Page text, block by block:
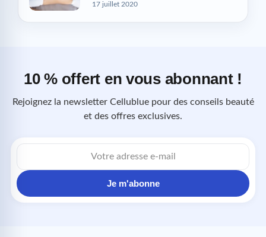
17 juillet 2020
10 % offert en vous abonnant !
Rejoignez la newsletter Cellublue pour des conseils beauté
et des offres exclusives.
Adresse
e-
Je m'abonne